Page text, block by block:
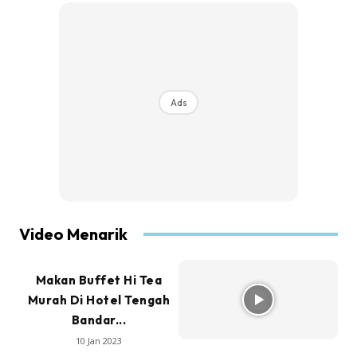
Ads
Video Menarik
Makan Buffet Hi Tea
Murah Di Hotel Tengah
Bandar...
10 Jan 2023